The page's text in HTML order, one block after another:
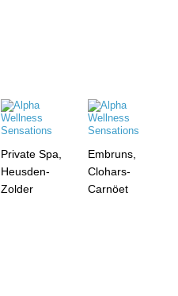
Private Spa,
Heusden-
Zolder
Embruns,
Clohars-
Carnöet